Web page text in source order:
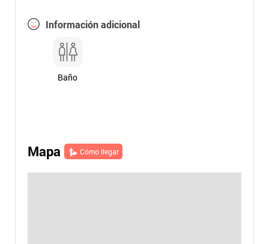
Información adicional
Baño
Mapa Cómo llegar